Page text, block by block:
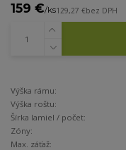
159 €/ks129,27 €bez DPH
Výška rámu:
Výška roštu:
Šírka lamiel / počet:
Zóny:
Max. záťaž: